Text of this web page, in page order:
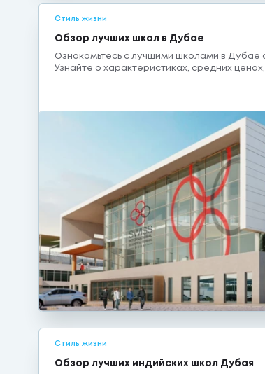
Стиль жизни
Обзор лучших школ в Дубае
Ознакомьтесь с лучшими школами в Дубае
Узнайте о характеристиках, средних
Стиль жизни
Обзор лучших индийских школ Дубая